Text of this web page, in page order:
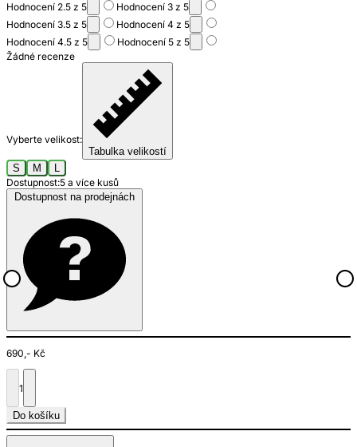
Hodnocení 2.5 z 5
Hodnocení 3 z 5
Hodnocení 3.5 z 5
Hodnocení 4 z 5
Hodnocení 4.5 z 5
Hodnocení 5 z 5
Žádné recenze
Vyberte velikost:
Tabulka velikostí
S
M
L
Dostupnost:5 a více kusů
690,- Kč
1
Do košíku